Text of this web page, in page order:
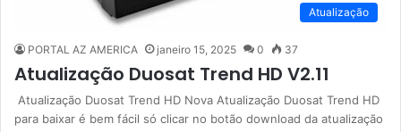
Atualização
PORTAL AZ AMERICA janeiro 15, 2025 0 37
Atualização Duosat Trend HD V2.11
Atualização Duosat Trend HD Nova Atualização Duosat Trend HD
para baixar é bem fácil só clicar no botão download da atualização